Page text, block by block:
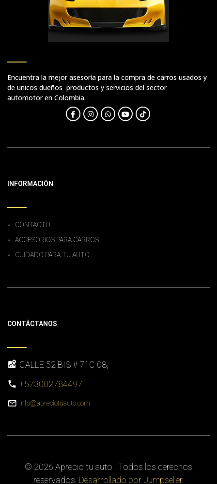
Encuentra la mejor asesoría para la compra de carros usados y
de unicos dueños productos y servicios del sector
automotor en Colombia.
INFORMACIÓN
CONTACTO
ACCESORIOS PARA CARROS
CUIDADO PARA TU AUTO
CONTÁCTANOS
CALLE 52 BIS # 71C 08,
+573002784497
info@apreciotuauto.com
© 2026 Aprecio tu auto . Todos los derechos
reservados. Desarrollado por Jumpseller.